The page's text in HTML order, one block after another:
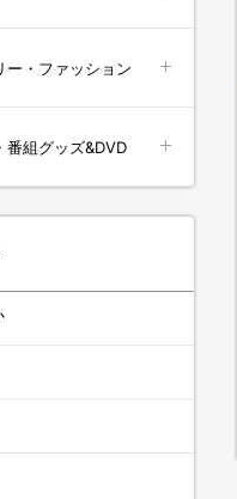
ー・ファッション
番組グッズ&DVD